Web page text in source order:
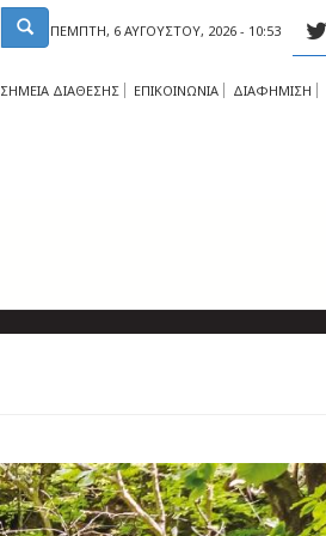
ΠΈΜΠΤΗ, 6 ΑΥΓΟΎΣΤΟΥ, 2026 - 10:53
ΣΗΜΕΙΑ ΔΙΑΘΕΣΗΣ ΕΠΙΚΟΙΝΩΝΙΑ ΔΙΑΦΗΜΙΣΗ